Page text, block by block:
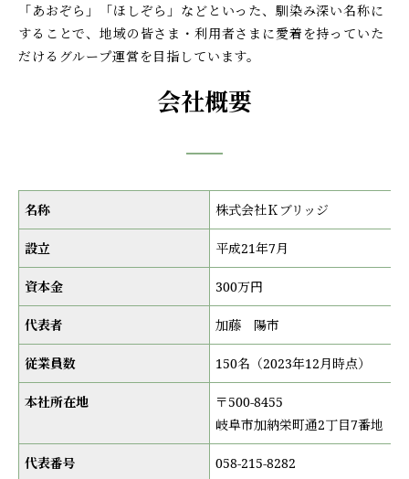
「あおぞら」「ほしぞら」などといった、馴染み深い名称に
することで、地域の皆さま・利用者さまに愛着を持っていた
だけるグループ運営を目指しています。
会社概要
名称 株式会社Ｋブリッジ
設立 平成21年7月
資本金 300万円
代表者 加藤 陽市
従業員数 150名（2023年12月時点）
本社所在地
〒500-8455
岐阜市加納栄町通2丁目7番地
代表番号 058-215-8282